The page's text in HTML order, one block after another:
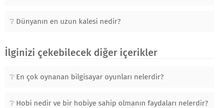
Dünyanın en uzun kalesi nedir?
İlginizi çekebilecek diğer içerikler
En çok oynanan bilgisayar oyunları nelerdir?
Hobi nedir ve bir hobiye sahip olmanın faydaları nelerdir?